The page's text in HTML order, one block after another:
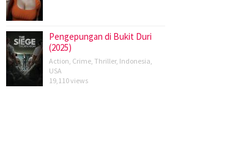
Pengepungan di Bukit Duri
(2025)
Action, Crime, Thriller, Indonesia,
USA
19,110 views